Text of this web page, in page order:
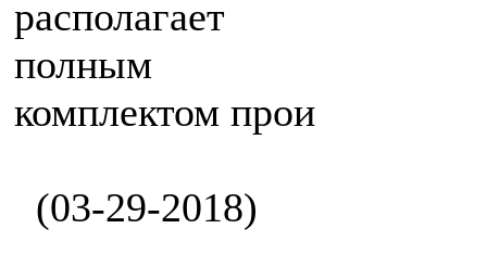
располагает
полным
комплектом прои
(03-29-2018)